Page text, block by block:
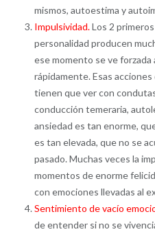
mismos, autoestima y
Impulsividad.Los 2
personalidad producen
ese momento se ve forzada
rápidamente. Esas
tienen que ver con
conducción temeraria,
ansiedad es tan enorme,
es tan elevada, que no se
pasado. Muchas veces la
momentos de enorme
con emociones llevadas al
Sentimiento de vacío
de entender si no se